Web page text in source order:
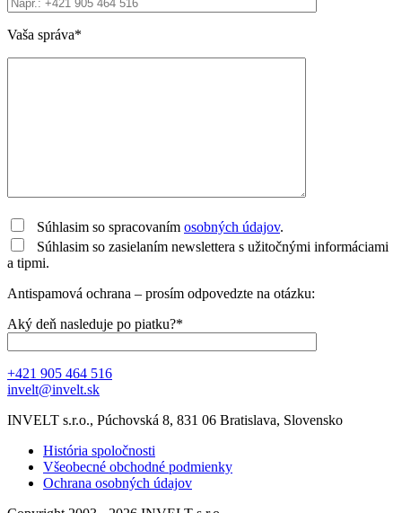
Vaša správa*
Súhlasim so spracovaním osobných údajov.
Súhlasim so zasielaním newslettera s užitočnými informáciami
a tipmi.
Antispamová ochrana – prosím odpovedzte na otázku:
Aký deň nasleduje po piatku?*
+421 905 464 516
invelt@invelt.sk
INVELT s.r.o., Púchovská 8, 831 06 Bratislava, Slovensko
História spoločnosti
Všeobecné obchodné podmienky
Ochrana osobných údajov